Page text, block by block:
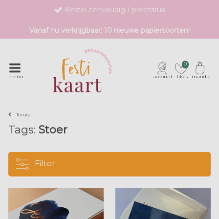
Bestel eenvoudig 1 proefdruk
Vanaf nu verkrijgbaar: 10 nieuwe papiersoorten!
menu account likes
0
mandje
Terug
Tags: Stoer
Filter